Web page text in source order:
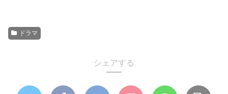
ドラマ
シェアする